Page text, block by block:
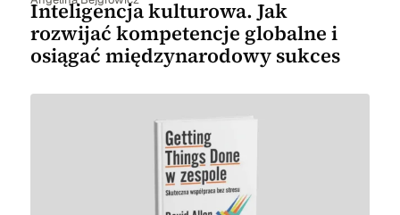
Inteligencja kulturowa. Jak
rozwijać kompetencje globalne i
osiągać międzynarodowy sukces